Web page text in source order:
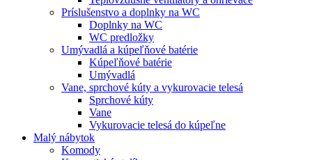
Príslušenstvo a doplnky na WC
Doplnky na WC
WC predložky
Umývadlá a kúpeľňové batérie
Kúpeľňové batérie
Umývadlá
Vane, sprchové kúty a vykurovacie telesá
Sprchové kúty
Vane
Vykurovacie telesá do kúpeľne
Malý nábytok
Komody